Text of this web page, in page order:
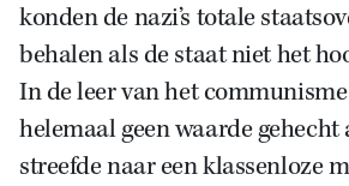
konden de nazi’s totale
behalen als de staat niet het
In de leer van het
helemaal geen waarde gehecht
streefde naar een klassenloze